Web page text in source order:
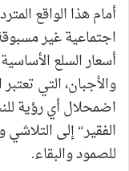
أمام هذا الواقع
اجتماعية غير
أسعار السلع
والأجبان، التي
اضمحلال أي رؤية
الفقير“ إلى
للصمود والبقاء.